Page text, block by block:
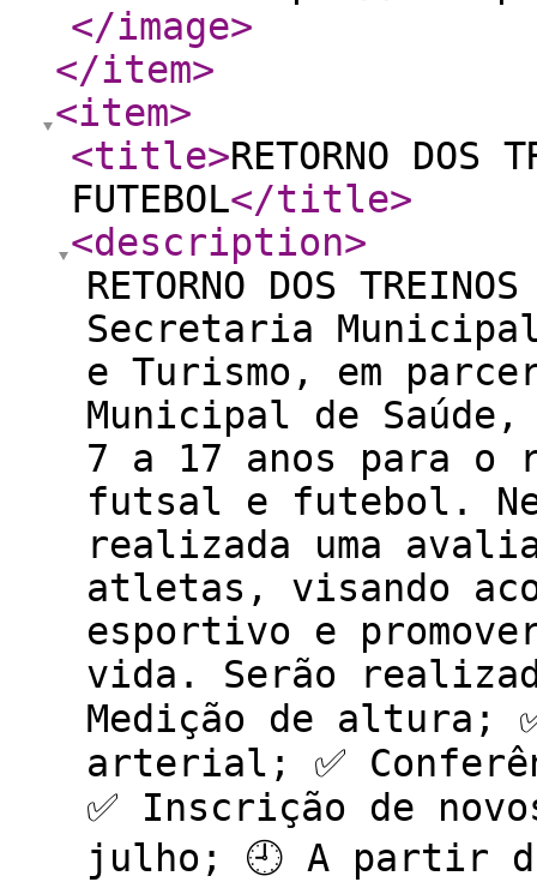
</image>
</item>
<item>
<title>RETORNO DOS
FUTEBOL</title>
<description>
RETORNO DOS
Secretaria
e Turismo, em
Municipal de
7 a 17 anos para o
futsal e futebol.
realizada uma
atletas, visando
esportivo e
vida. Serão
Medição de altura;
arterial; ✅
✅ Inscrição de
julho; 🕘 A partir